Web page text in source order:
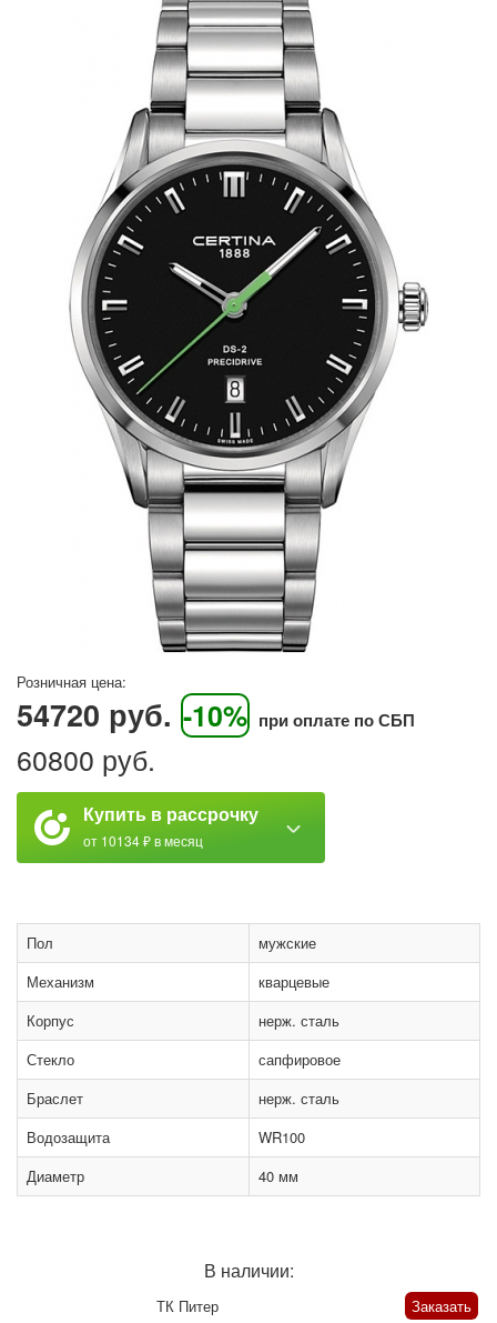
Розничная цена:
54720 руб. -10% при оплате по СБП
60800 руб.
Купить в рассрочку
от 10134 ₽ в месяц
Пол
мужские
Механизм
кварцевые
Корпус
нерж. сталь
Стекло
сапфировое
Браслет
нерж. сталь
Водозащита
WR100
Диаметр
40 мм
В наличии:
ТК Питер Заказать